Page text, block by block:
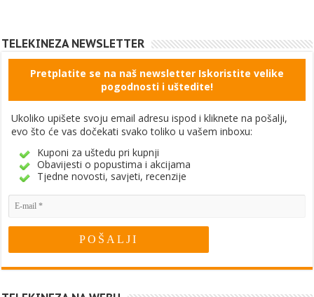
TELEKINEZA NEWSLETTER
Pretplatite se na naš newsletter Iskoristite velike
pogodnosti i uštedite!
Ukoliko upišete svoju email adresu ispod i kliknete na pošalji,
evo što će vas dočekati svako toliko u vašem inboxu:
Kuponi za uštedu pri kupnji
Obavijesti o popustima i akcijama
Tjedne novosti, savjeti, recenzije